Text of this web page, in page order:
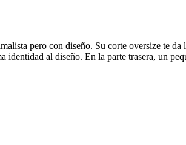
pero con diseño. Su corte oversize te
identidad al diseño. En la parte trasera, un